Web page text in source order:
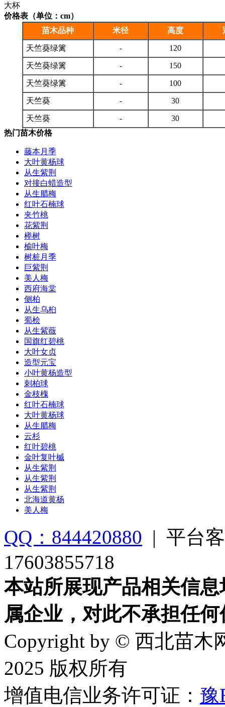
大杯
价格表（单位：cm）
苗木品种
米径 高度
天竺葵绿篱 - 120
天竺葵绿篱 - 150
天竺葵绿篱 - 100
天竺葵 - 30
天竺葵 -
30
热门苗木价格
藤本月季
大叶黄杨球
从生紫荆
对接白蜡造型
从生腊梅
红叶石楠球
夹竹桃
花紫荆
榉树
榆叶梅
树桩月季
巨紫荆
美人梅
西府海棠
侧柏
从生乌桕
蜀桧
从生紫薇
国旗红碧桃
大叶女贞
造型元宝
小叶黄杨造型
刺柏球
金枝槐
红叶石楠球
大叶黄杨球
从生腊梅
云杉
红叶碧桃
金叶复叶槭
从生紫荆
从生紫荆
从生紫荆
北海道黄杨
美人梅
QQ：844420880 | 平台
17603855718
本站所展现产品相关信
属企业，对此不承担任
Copyright by © 西北苗木
2025 版权所有
增值电信业务许可证： 豫